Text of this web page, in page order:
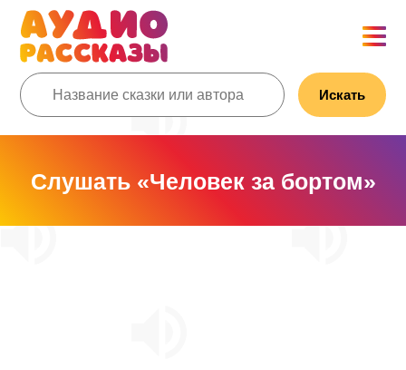
Искать
Слушать «Человек за бортом»